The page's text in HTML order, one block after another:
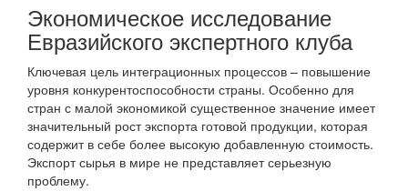
Экономическое исследование
Евразийского экспертного клуба
Ключевая цель интеграционных процессов – повышение
уровня конкурентоспособности страны. Особенно для
стран с малой экономикой существенное значение имеет
значительный рост экспорта готовой продукции, которая
содержит в себе более высокую добавленную стоимость.
Экспорт сырья в мире не представляет серьезную
проблему.